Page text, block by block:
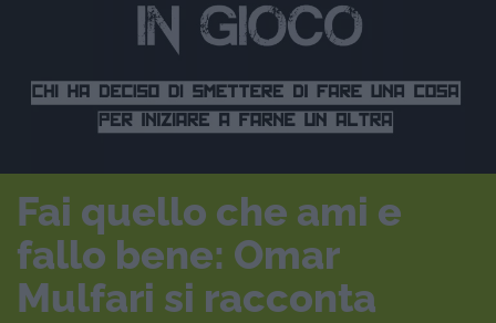
Fai quello che ami e
fallo bene: Omar
Mulfari si racconta